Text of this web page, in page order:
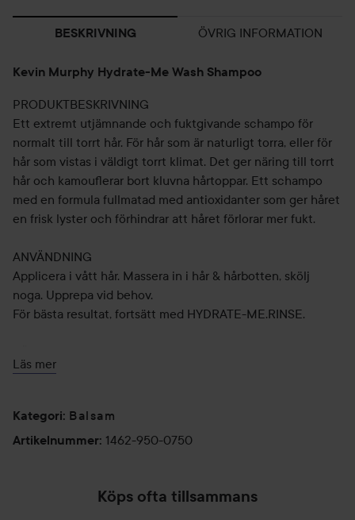
BESKRIVNING ÖVRIG INFORMATION
Kevin Murphy Hydrate-Me Wash Shampoo
PRODUKTBESKRIVNING
Ett extremt utjämnande och fuktgivande schampo för
normalt till torrt hår. För hår som är naturligt torra, eller för
hår som vistas i väldigt torrt klimat. Det ger näring till torrt
hår och kamouflerar bort kluvna hårtoppar. Ett schampo
med en formula fullmatad med antioxidanter som ger håret
en frisk lyster och förhindrar att håret förlorar mer fukt.
ANVÄNDNING
Applicera i vått hår. Massera in i hår & hårbotten, skölj
noga. Upprepa vid behov.
För bästa resultat, fortsätt med HYDRATE-ME.RINSE.
Utjämnande, tillför lyster & fukt, ger en silkeslen känsla.
250 ml
Ett mycket utjämnande och återfuktande balsam för
Läs mer
Kategori: Balsam
Artikelnummer: 1462-950-0750
Köps ofta tillsammans